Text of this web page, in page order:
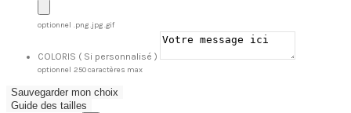
optionnel .png .jpg .gif
COLORIS ( Si personnalisé )
optionnel 250 caractères max
Sauvegarder mon choix
Guide des tailles